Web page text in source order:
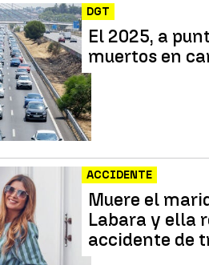
DGT
El 2025, a
muertos en
ACCIDENTE
Muere el
Labara y ella
accidente de